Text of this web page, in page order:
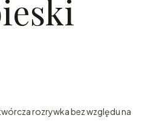
rozrywka bez względu na